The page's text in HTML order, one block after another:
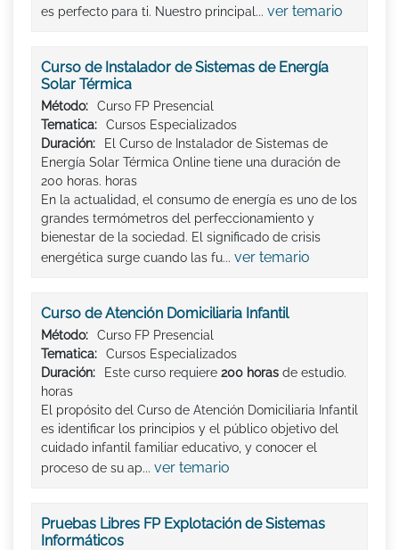
es perfecto para ti. Nuestro principal... ver temario
Curso de Instalador de Sistemas de Energía
Solar Térmica
Método:
Curso FP Presencial
Tematica:
Cursos Especializados
Duración:
El Curso de Instalador de Sistemas de
Energía Solar Térmica Online tiene una duración de
200 horas. horas
En la actualidad, el consumo de energía es uno de los
grandes termómetros del perfeccionamiento y
bienestar de la sociedad. El significado de crisis
energética surge cuando las fu... ver temario
Curso de Atención Domiciliaria Infantil
Método:
Curso FP Presencial
Tematica:
Cursos Especializados
Duración:
Este curso requiere 200 horas de estudio.
horas
El propósito del Curso de Atención Domiciliaria Infantil
es identificar los principios y el público objetivo del
cuidado infantil familiar educativo, y conocer el
proceso de su ap... ver temario
Pruebas Libres FP Explotación de Sistemas
Informáticos